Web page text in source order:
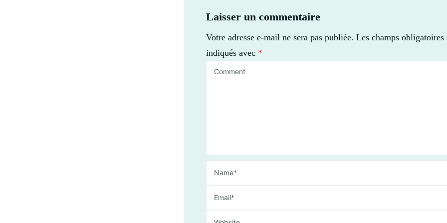
Laisser un commentaire
Votre adresse e-mail ne sera pas publiée. Les champs obligatoires
indiqués avec *